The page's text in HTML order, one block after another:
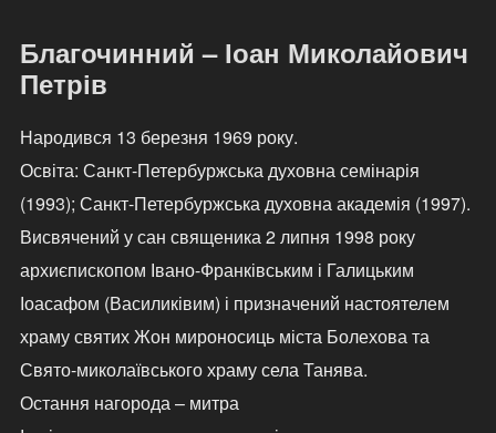
Благочинний – Іоан Миколайович
Петрів
Народився 13 березня 1969 року.
Освіта: Санкт-Петербуржська духовна семінарія
(1993); Санкт-Петербуржська духовна академія (1997).
Висвячений у сан священика 2 липня 1998 року
архиєпископом Івано-Франківським і Галицьким
Іоасафом (Василиківим) і призначений настоятелем
храму святих Жон мироносиць міста Болехова та
Свято-миколаївського храму села Танява.
Остання нагорода – митра